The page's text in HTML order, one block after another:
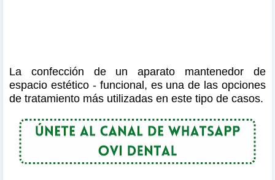
La confección de un aparato mantenedor de
espacio estético - funcional, es una de las opciones
de tratamiento más utilizadas en este tipo de casos.